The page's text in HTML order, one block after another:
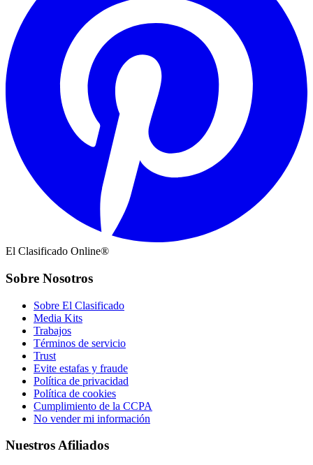
El Clasificado Online®
Sobre Nosotros
Sobre El Clasificado
Media Kits
Trabajos
Términos de servicio
Trust
Evite estafas y fraude
Política de privacidad
Política de cookies
Cumplimiento de la CCPA
No vender mi información
Nuestros Afiliados